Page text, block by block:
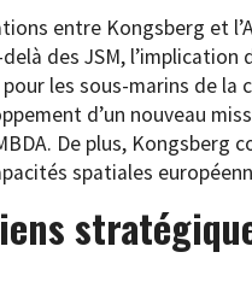
entre Kongsberg et
des JSM, l’implication
les sous-marins de la
d’un nouveau
De plus, Kongsberg
spatiales